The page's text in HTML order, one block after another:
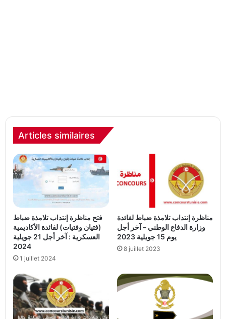
Articles similaires
فتح مناظرة إنتداب تلامذة ضباط
(فتيان وفتيات) لفائدة الأكاديمية
العسكرية : آخر أجل 21 جويلية
2024
1 juillet 2024
مناظرة إنتداب تلامذة ضباط لفائدة
وزارة الدفاع الوطني – آخر أجل
يوم 15 جويلية 2023
8 juillet 2023